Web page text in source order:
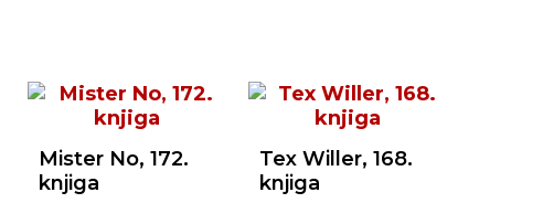
Mister No, 172.
knjiga
Tex Willer, 168.
knjiga